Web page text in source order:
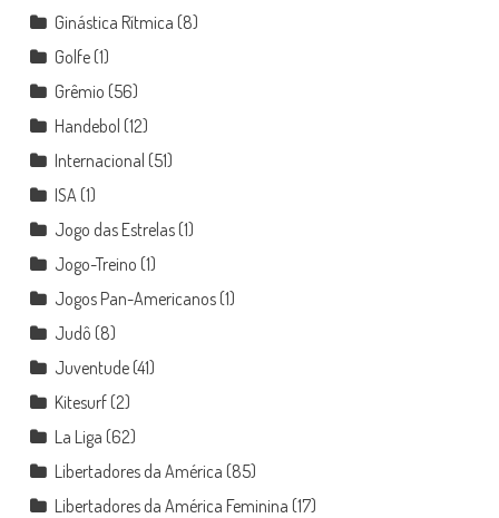
Ginástica Rítmica (8)
Golfe(1)
Grêmio (56)
Handebol (12)
Internacional (51)
ISA (1)
Jogo das Estrelas(1)
Jogo-Treino (1)
Jogos Pan-Americanos(1)
Judô (8)
Juventude(41)
Kitesurf(2)
La Liga (62)
Libertadores da América (85)
Libertadores da América Feminina (17)